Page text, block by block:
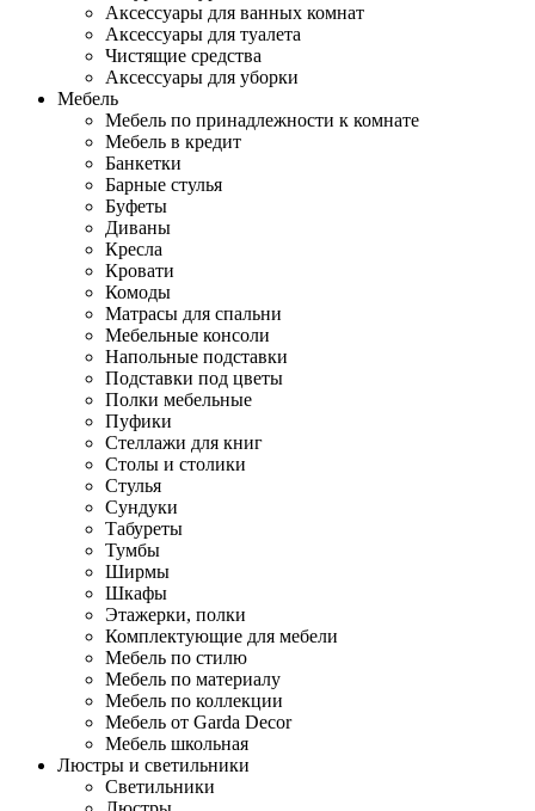
Аксессуары для ванных комнат
Аксессуары для туалета
Чистящие средства
Аксессуары для уборки
Мебель
Мебель по принадлежности к комнате
Мебель в кредит
Банкетки
Барные стулья
Буфеты
Диваны
Кресла
Кровати
Комоды
Матрасы для спальни
Мебельные консоли
Напольные подставки
Подставки под цветы
Полки мебельные
Пуфики
Стеллажи для книг
Столы и столики
Стулья
Сундуки
Табуреты
Тумбы
Ширмы
Шкафы
Этажерки, полки
Комплектующие для мебели
Мебель по стилю
Мебель по материалу
Мебель по коллекции
Мебель от Garda Decor
Мебель школьная
Люстры и светильники
Светильники